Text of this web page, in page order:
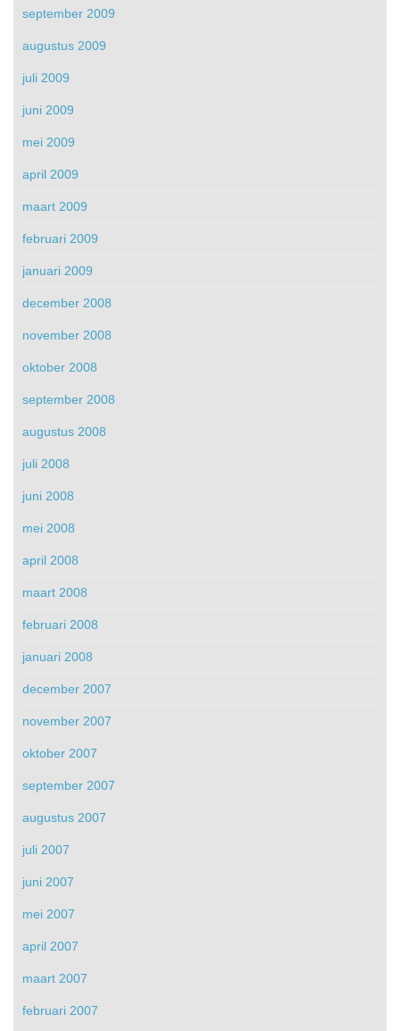
september 2009
augustus 2009
juli 2009
juni 2009
mei 2009
april 2009
maart 2009
februari 2009
januari 2009
december 2008
november 2008
oktober 2008
september 2008
augustus 2008
juli 2008
juni 2008
mei 2008
april 2008
maart 2008
februari 2008
januari 2008
december 2007
november 2007
oktober 2007
september 2007
augustus 2007
juli 2007
juni 2007
mei 2007
april 2007
maart 2007
februari 2007